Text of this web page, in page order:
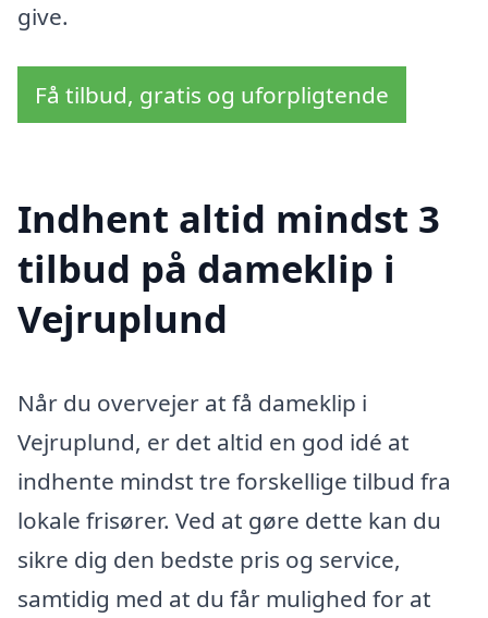
give.
Få tilbud, gratis og uforpligtende
Indhent altid mindst 3
tilbud på dameklip i
Vejruplund
Når du overvejer at få dameklip i
Vejruplund, er det altid en god idé at
indhente mindst tre forskellige tilbud fra
lokale frisører. Ved at gøre dette kan du
sikre dig den bedste pris og service,
samtidig med at du får mulighed for at